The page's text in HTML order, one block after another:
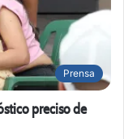
Prensa
preciso de